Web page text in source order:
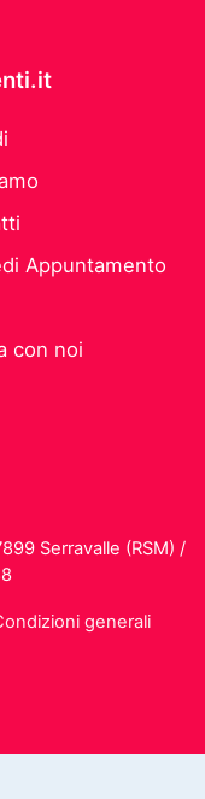
Appuntamento
con noi
Serravalle (RSM) /
generali